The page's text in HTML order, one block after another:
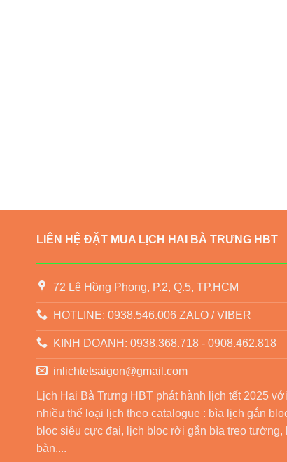
LIÊN HỆ ĐẶT MUA LỊCH HAI BÀ TRƯNG HBT
72 Lê Hồng Phong, P.2, Q.5, TP.HCM
HOTLINE: 0938.546.006 ZALO / VIBER
KINH DOANH: 0938.368.718 - 0908.462.818
inlichtetsaigon@gmail.com
Lịch Hai Bà Trưng HBT phát hành lịch tết 2025 với
nhiều thể loại lịch theo catalogue : bìa lịch gắn
bloc siêu cực đại, lịch bloc rời gắn bìa treo tường,
bàn....